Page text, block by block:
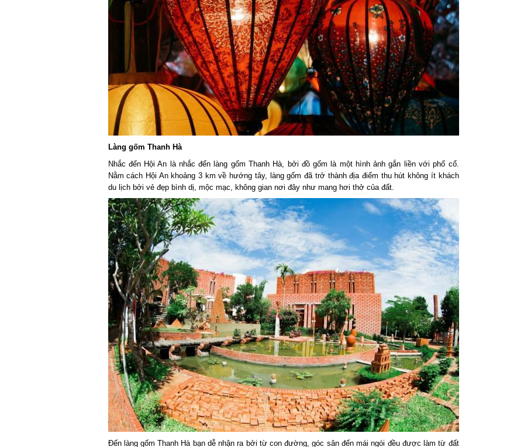
Làng gốm Thanh Hà
Nhắc đến Hội An là nhắc đến làng gốm Thanh Hà, bởi đồ gốm là một hình ảnh gắn liền với phố cổ.
Nằm cách Hội An khoảng 3 km về hướng tây, làng gốm đã trở thành địa điểm thu hút không ít khách
du lịch bởi vẻ đẹp bình dị, mộc mạc, không gian nơi đây như mang hơi thở của đất.
Đến làng gốm Thanh Hà bạn dễ nhận ra bởi từ con đường, góc sân đến mái ngói đều được làm từ đất